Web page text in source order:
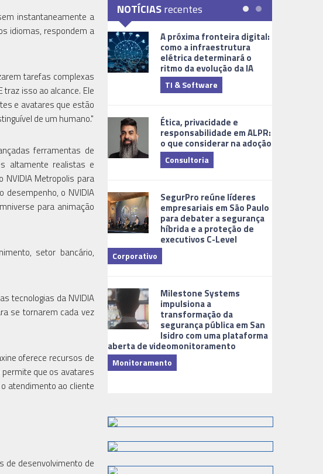
instantaneamente a
idiomas, respondem a
tarefas complexas
traz isso ao alcance. Ele
e avatares que estão
de um humano."
ferramentas de
altamente realistas e
NVIDIA Metropolis para
desempenho, o NVIDIA
para animação
setor bancário,
tecnologias da NVIDIA
se tornarem cada vez
oferece recursos de
permite que os avatares
atendimento ao cliente
de desenvolvimento de
NOTÍCIASrecentes
A próxima fronteira digital:
como a infraestrutura
elétrica determinará o
ritmo da evolução da IA
TI & Software
Ética, privacidade e
responsabilidade em ALPR:
o que considerar na adoção
Consultoria
SegurPro reúne líderes
empresariais em São Paulo
para debater a segurança
híbrida e a proteção de
executivos C-Level
Corporativo
Milestone Systems
impulsiona a
transformação da
segurança pública em San
Isidro com uma plataforma
aberta de videomonitoramento
Monitoramento